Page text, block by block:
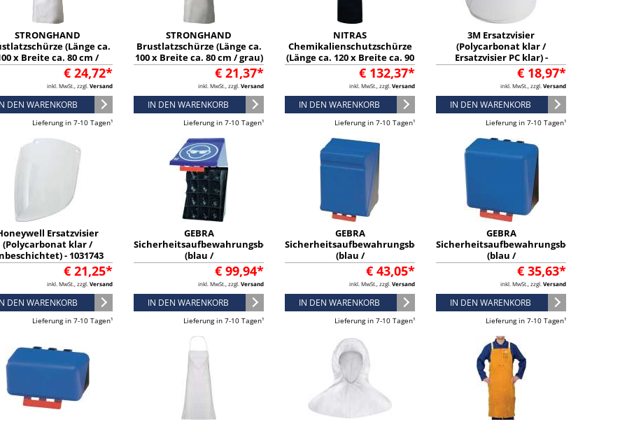
STRONGHAND
(Länge ca.
x Breite ca. 80 cm /
hellgrau) - 2814€ 24,72*
inkl. MwSt., zzgl. Versand
DEN WARENKORB
Lieferung in 7-10 Tagen¹
STRONGHAND
Brustlatzschürze (Länge ca.
100 x Breite ca. 80 cm / grau)
- 2820 € 21,37*
inkl. MwSt., zzgl. Versand
IN DEN WARENKORB
Lieferung in 7-10 Tagen¹
NITRAS
Chemikalienschutzschürze
(Länge ca. 120 x Breite ca. 90
cm / schwarz / Inhalt: 10
Stück) - 2502€ 132,37*
inkl. MwSt., zzgl. Versand
IN DEN WARENKORB
Lieferung in 7-10 Tagen¹
3M Ersatzvisier
(Polycarbonat klar /
Ersatzvisier PC klar) -
7100029680€ 18,97*
inkl. MwSt., zzgl. Versand
IN DEN WARENKORB
Lieferung in 7-10 Tagen¹
Ersatzvisier
(Polycarbonat klar /
- 1031743
€ 21,25*
inkl. MwSt., zzgl. Versand
DEN WARENKORB
Lieferung in 7-10 Tagen¹
GEBRA
Sicherheitsaufbewahrungsbox
(blau /
L236xB315xH200ca.mm) -
€ 99,94*
inkl. MwSt., zzgl. Versand
IN DEN WARENKORB
Lieferung in 7-10 Tagen¹
GEBRA
Sicherheitsaufbewahrungsbox
(blau /
L236xB315xH200ca.mm) -
€ 43,05*
inkl. MwSt., zzgl. Versand
IN DEN WARENKORB
Lieferung in 7-10 Tagen¹
GEBRA
Sicherheitsaufbewahrungsbox
(blau /
L236xB225xH125ca.mm) -
€ 35,63*
inkl. MwSt., zzgl. Versand
IN DEN WARENKORB
Lieferung in 7-10 Tagen¹